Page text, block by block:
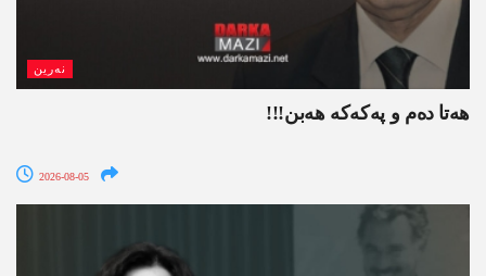
نەرین
ھەتا دەم و پەکەکە ھەبن!!!
2026-08-05